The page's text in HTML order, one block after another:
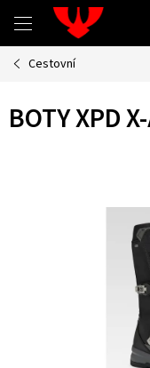
obsah
Cestovní
BOTY XPD